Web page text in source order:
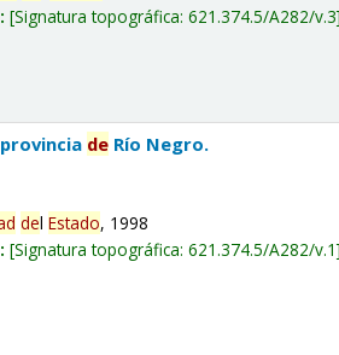
Signatura topográfica:621.374.5/A282/v.3
de Río Negro.
delEstado, 1998
Signatura topográfica:621.374.5/A282/v.1